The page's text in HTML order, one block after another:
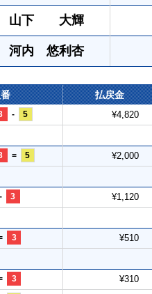
山下 大輝
河内 悠利杏
払戻金
- 5 ¥4,820
= 5 ¥2,000
- 3 ¥1,120
3 ¥510
3 ¥310